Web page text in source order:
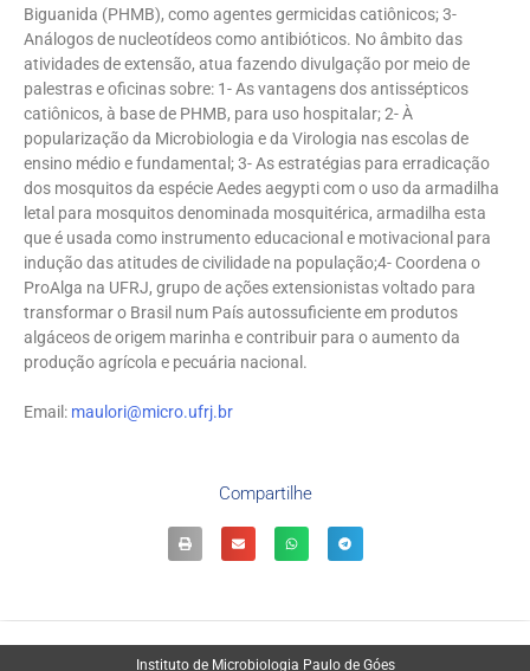
Biguanida (PHMB), como agentes germicidas catiônicos; 3-
Análogos de nucleotídeos como antibióticos. No âmbito das
atividades de extensão, atua fazendo divulgação por meio de
palestras e oficinas sobre: 1- As vantagens dos antissépticos
catiônicos, à base de PHMB, para uso hospitalar; 2- À
popularização da Microbiologia e da Virologia nas escolas de
ensino médio e fundamental; 3- As estratégias para erradicação
dos mosquitos da espécie Aedes aegypti com o uso da armadilha
letal para mosquitos denominada mosquitérica, armadilha esta
que é usada como instrumento educacional e motivacional para
indução das atitudes de civilidade na população;4- Coordena o
ProAlga na UFRJ, grupo de ações extensionistas voltado para
transformar o Brasil num País autossuficiente em produtos
algáceos de origem marinha e contribuir para o aumento da
produção agrícola e pecuária nacional.
Email: maulori@micro.ufrj.br
Compartilhe
Instituto de Microbiologia Paulo de Góes